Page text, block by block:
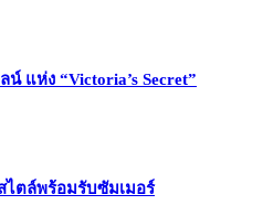
แห่ง “Victoria’s Secret”
ไตล์พร้อมรับซัมเมอร์